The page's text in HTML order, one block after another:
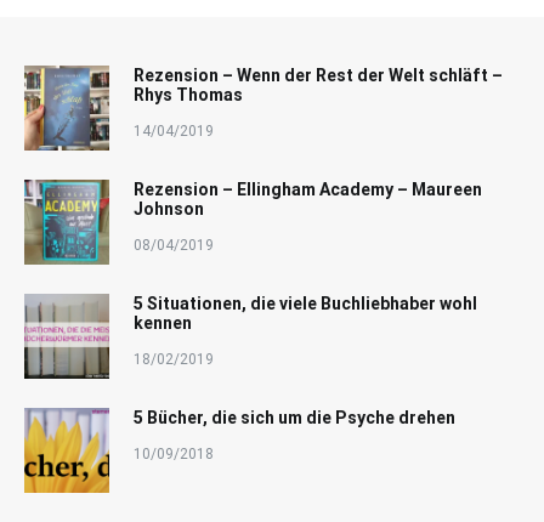
Rezension – Wenn der Rest der Welt schläft –
Rhys Thomas
14/04/2019
Rezension – Ellingham Academy – Maureen
Johnson
08/04/2019
5 Situationen, die viele Buchliebhaber wohl
kennen
18/02/2019
5 Bücher, die sich um die Psyche drehen
10/09/2018